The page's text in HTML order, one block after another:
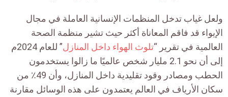
ولعل غياب تدخل المنظمات الإنسانية العاملة في مجال
الإيواء قد فاقم المعاناة أكثر حيث تشير منظمة الصحة
العالمية في تقرير “تلوث الهواء داخل المنازل
” للعام 2024م
إلى أن نحو 2.1 مليار شخص عالميًا ما زالوا يستخدمون
الحطب ومصادر وقود تقليدية داخل المنازل، وأن 49٪ من
سكان الأرياف في العالم يعتمدون على هذه الوسائل مقارنة